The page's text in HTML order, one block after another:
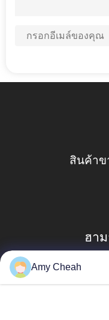
POLICY
สินค้าข
ฮา
Amy Cheah